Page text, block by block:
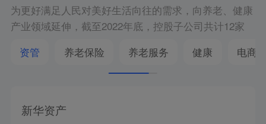
为更好满足人民对美好生活向往的需求，向养老、健康
产业领域延伸，截至2022年底，控股子公司共计12家
资管
养老保险 养老服务 健康 电商
新华资产